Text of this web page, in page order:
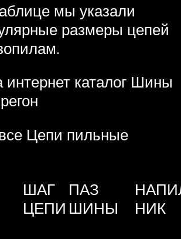
мы указали
размеры цепей
интернет каталог Шины
Цепи пильные
ШАГ
ЦЕПИ
ПАЗ
ШИНЫ
НИК